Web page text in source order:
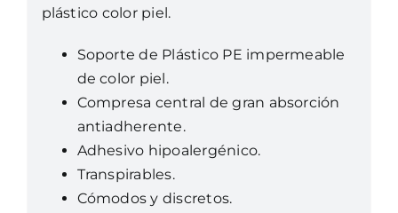
plástico color piel.
Soporte de Plástico PE impermeable
de color piel.
Compresa central de gran absorción
antiadherente.
Adhesivo hipoalergénico.
Transpirables.
Cómodos y discretos.